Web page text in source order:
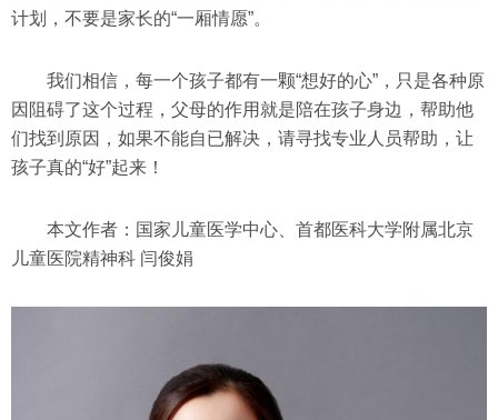
计划，不要是家长的“一厢情愿”。
我们相信，每一个孩子都有一颗“想好的心”，只是各种原
因阻碍了这个过程，父母的作用就是陪在孩子身边，帮助他
们找到原因，如果不能自已解决，请寻找专业人员帮助，让
孩子真的“好”起来！
本文作者：国家儿童医学中心、首都医科大学附属北京
儿童医院精神科 闫俊娟